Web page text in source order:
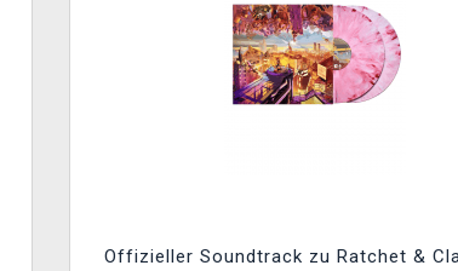
Offizieller Soundtrack zu Ratchet &